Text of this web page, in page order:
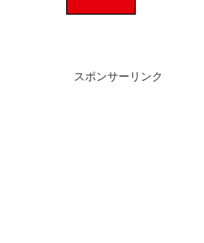
スポンサーリンク